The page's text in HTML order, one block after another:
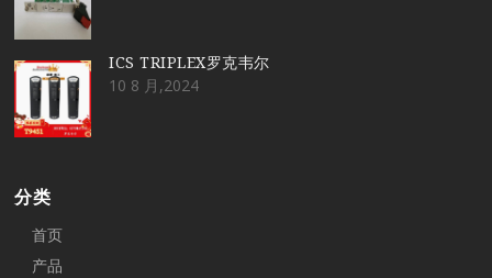
ICS TRIPLEX罗克韦尔
10 8 月,2024
分类
首页
产品